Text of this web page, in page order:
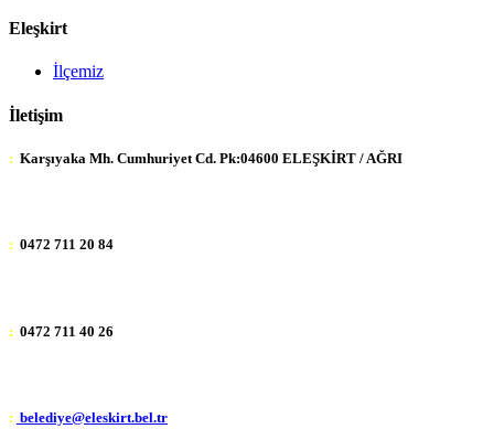
Eleşkirt
İlçemiz
İletişim
: Karşıyaka Mh. Cumhuriyet Cd. Pk:04600 ELEŞKİRT / AĞRI
: 0472 711 20 84
: 0472 711 40 26
: belediye@eleskirt.bel.tr